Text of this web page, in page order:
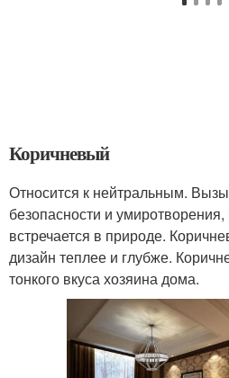
Коричневый
Относится к нейтральным.
безопасности и умиротворения,
встречается в природе.
дизайн теплее и глубже.
тонкого вкуса хозяина дома.